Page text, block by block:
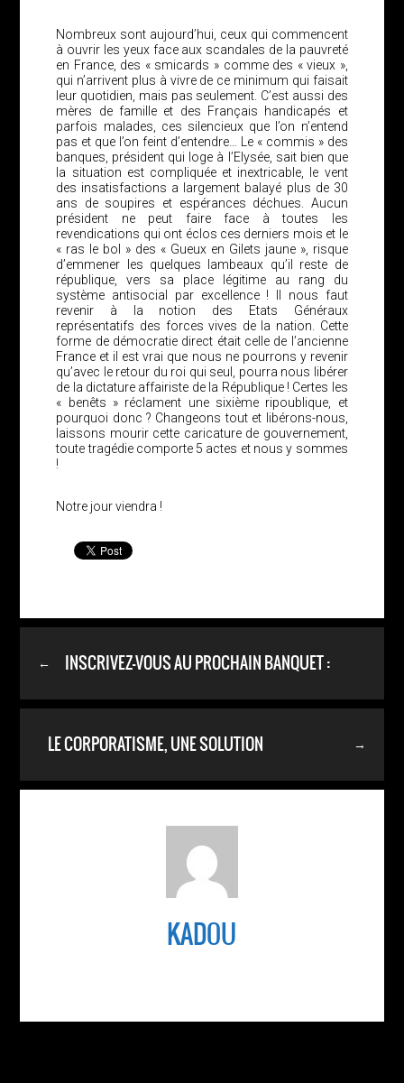
Nombreux sont aujourd’hui, ceux qui commencent
à ouvrir les yeux face aux scandales de la pauvreté
en France, des « smicards » comme des « vieux »,
qui n’arrivent plus à vivre de ce minimum qui faisait
leur quotidien, mais pas seulement. C’est aussi des
mères de famille et des Français handicapés et
parfois malades, ces silencieux que l’on n’entend
pas et que l’on feint d’entendre… Le « commis » des
banques, président qui loge à l’Elysée, sait bien que
la situation est compliquée et inextricable, le vent
des insatisfactions a largement balayé plus de 30
ans de soupires et espérances déchues. Aucun
président ne peut faire face à toutes les
revendications qui ont éclos ces derniers mois et le
« ras le bol » des « Gueux en Gilets jaune », risque
d’emmener les quelques lambeaux qu’il reste de
république, vers sa place légitime au rang du
système antisocial par excellence ! Il nous faut
revenir à la notion des Etats Généraux
représentatifs des forces vives de la nation. Cette
forme de démocratie direct était celle de l’ancienne
France et il est vrai que nous ne pourrons y revenir
qu’avec le retour du roi qui seul, pourra nous libérer
de la dictature affairiste de la République ! Certes les
« benêts » réclament une sixième ripoublique, et
pourquoi donc ? Changeons tout et libérons-nous,
laissons mourir cette caricature de gouvernement,
toute tragédie comporte 5 actes et nous y sommes
!
Notre jour viendra !
← INSCRIVEZ-VOUS AU PROCHAIN BANQUET :
→
LE CORPORATISME, UNE SOLUTION
KADOU